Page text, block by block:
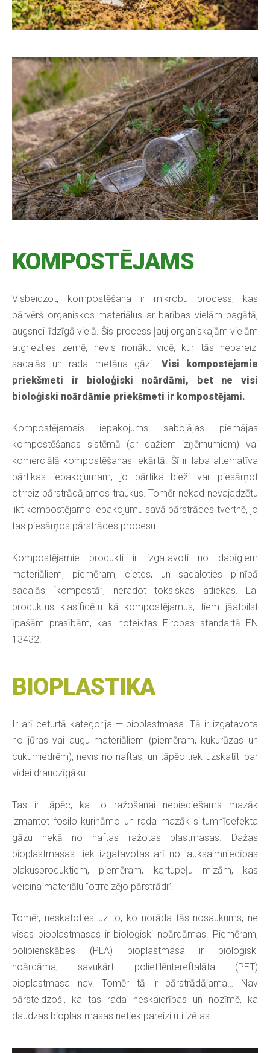
KOMPOSTĒJAMS
Visbeidzot, kompostēšana ir mikrobu process, kas
pārvērš organiskos materiālus ar barības vielām bagātā,
augsnei līdzīgā vielā. Šis process ļauj organiskajām vielām
atgriezties zemē, nevis nonākt vidē, kur tās nepareizi
sadalās un rada metāna gāzi. Visi kompostējamie
priekšmeti ir bioloģiski noārdāmi, bet ne visi
bioloģiski noārdāmie priekšmeti ir kompostējami.
Kompostējamais iepakojums sabojājas piemājas
kompostēšanas sistēmā (ar dažiem izņēmumiem) vai
komerciālā kompostēšanas iekārtā. Šī ir laba alternatīva
pārtikas iepakojumam, jo pārtika bieži var piesārņot
otrreiz pārstrādājamos traukus. Tomēr nekad nevajadzētu
likt kompostējamo iepakojumu savā pārstrādes tvertnē, jo
tas piesārņos pārstrādes procesu.
Kompostējamie produkti ir izgatavoti no dabīgiem
materiāliem, piemēram, cietes, un sadaloties pilnībā
sadalās “kompostā”, neradot toksiskas atliekas. Lai
produktus klasificētu kā kompostējamus, tiem jāatbilst
īpašām prasībām, kas noteiktas Eiropas standartā EN
13432.
BIOPLASTIKA
Ir arī ceturtā kategorija — bioplastmasa. Tā ir izgatavota
no jūras vai augu materiāliem (piemēram, kukurūzas un
cukurniedrēm), nevis no naftas, un tāpēc tiek uzskatīti par
videi draudzīgāku.
Tas ir tāpēc, ka to ražošanai nepieciešams mazāk
izmantot fosilo kurināmo un rada mazāk siltumnīcefekta
gāzu nekā no naftas ražotas plastmasas. Dažas
bioplastmasas tiek izgatavotas arī no lauksaimniecības
blakusproduktiem, piemēram, kartupeļu mizām, kas
veicina materiālu “otrreizējo pārstrādi”.
Tomēr, neskatoties uz to, ko norāda tās nosaukums, ne
visas bioplastmasas ir bioloģiski noārdāmas. Piemēram,
polipienskābes (PLA) bioplastmasa ir bioloģiski
noārdāma, savukārt polietilēntereftalāta (PET)
bioplastmasa nav. Tomēr tā ir pārstrādājama… Nav
pārsteidzoši, ka tas rada neskaidrības un nozīmē, ka
daudzas bioplastmasas netiek pareizi utilizētas.